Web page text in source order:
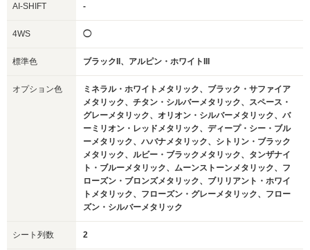
AI-SHIFT -
4WS ◯
標準色 ブラックII、アルピン・ホワイトIII
オプション色
ミネラル・ホワイトメタリック、ブラック・サファイア
メタリック、チタン・シルバーメタリック、スペース・
グレーメタリック、オリオン・シルバーメタリック、バ
ーミリオン・レッドメタリック、ディープ・シー・ブル
ーメタリック、ハバナメタリック、シトリン・ブラック
メタリック、ルビー・ブラックメタリック、タンザナイ
ト・ブルーメタリック、ムーンストーンメタリック、フ
ローズン・ブロンズメタリック、ブリリアント・ホワイ
トメタリック、フローズン・グレーメタリック、フロー
ズン・シルバーメタリック
シート列数 2